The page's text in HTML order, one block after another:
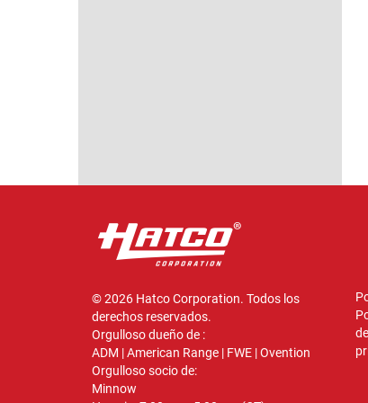
© 2026 Hatco Corporation. Todos los
derechos reservados.
Orgulloso dueño de :
ADM |American Range | FWE |Ovention
Orgulloso socio de:
Minnow